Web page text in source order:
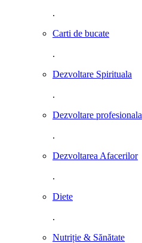
.
Carti de bucate
.
Dezvoltare Spirituala
.
Dezvoltare profesionala
.
Dezvoltarea Afacerilor
.
Diete
.
Nutriție & Sănătate